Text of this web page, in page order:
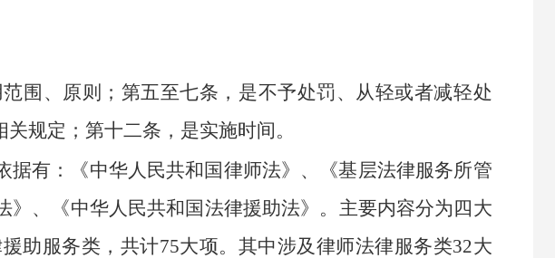
围、原则；第五至七条，是不予处罚、 从轻或者减轻处
关规定；第十二条，是实施时间。
据有：《中华人民共和国律师法》 、
《基层法律服务所管
、 《中华人民共和国法律援助法》。主要内容分为四大
助服务类 ，共计75大项。 其中涉及律师法律服务类32大